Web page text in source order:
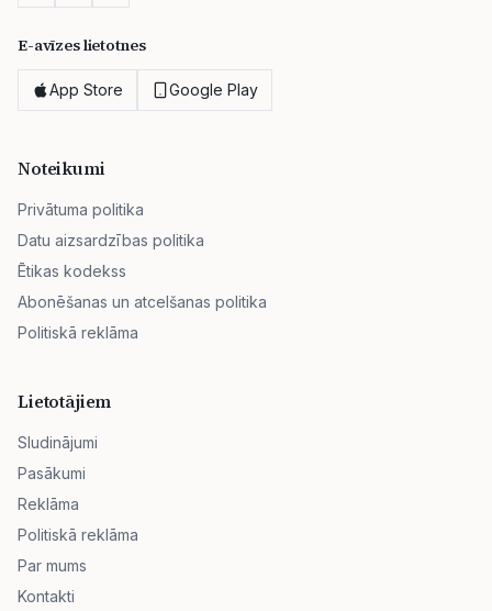
E-avīzes lietotnes
App Store Google Play
Noteikumi
Privātuma politika
Datu aizsardzības politika
Ētikas kodekss
Abonēšanas un atcelšanas politika
Politiskā reklāma
Lietotājiem
Sludinājumi
Pasākumi
Reklāma
Politiskā reklāma
Par mums
Kontakti